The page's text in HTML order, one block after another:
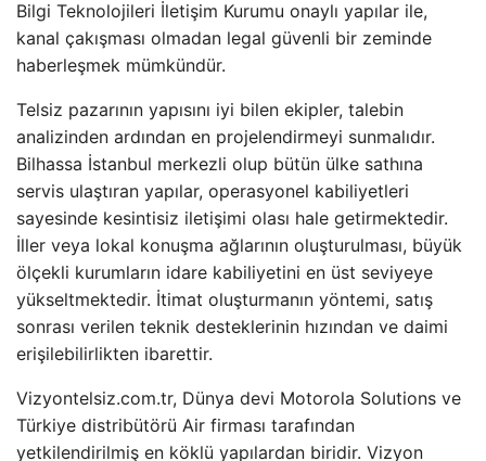
Bilgi Teknolojileri İletişim Kurumu onaylı yapılar ile,
kanal çakışması olmadan legal güvenli bir zeminde
haberleşmek mümkündür.
Telsiz pazarının yapısını iyi bilen ekipler, talebin
analizinden ardından en projelendirmeyi sunmalıdır.
Bilhassa İstanbul merkezli olup bütün ülke sathına
servis ulaştıran yapılar, operasyonel kabiliyetleri
sayesinde kesintisiz iletişimi olası hale getirmektedir.
İller veya lokal konuşma ağlarının oluşturulması, büyük
ölçekli kurumların idare kabiliyetini en üst seviyeye
yükseltmektedir. İtimat oluşturmanın yöntemi, satış
sonrası verilen teknik desteklerinin hızından ve daimi
erişilebilirlikten ibarettir.
Vizyontelsiz.com.tr, Dünya devi Motorola Solutions ve
Türkiye distribütörü Air firması tarafından
yetkilendirilmiş en köklü yapılardan biridir. Vizyon